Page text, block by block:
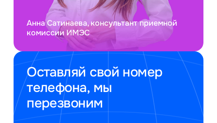
Оставляй свой номер
телефона, мы
перезвоним
Анна Сатинаева, консультант приемной
комиссии ИМЭС